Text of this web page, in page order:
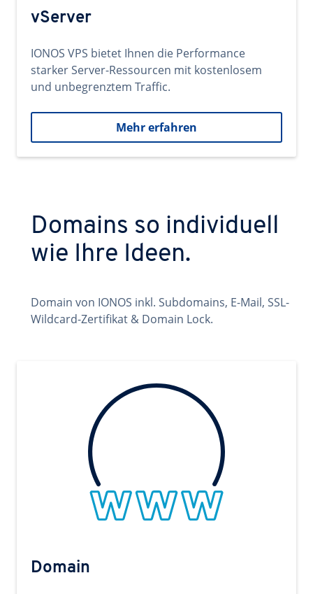
vServer
IONOS VPS bietet Ihnen die Performance
starker Server-Ressourcen mit kostenlosem
und unbegrenztem Traffic.
Mehr erfahren
Domains so individuell
wie Ihre Ideen.
Domain von IONOS inkl. Subdomains, E-Mail, SSL-
Wildcard-Zertifikat & Domain Lock.
Domain